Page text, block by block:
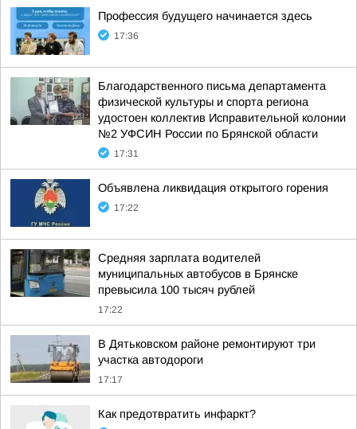
Профессия будущего начинается здесь
17:36
Благодарственного письма департамента
физической культуры и спорта региона
удостоен коллектив Исправительной колонии
№2 УФСИН России по Брянской области
17:31
Объявлена ликвидация открытого горения
17:22
Средняя зарплата водителей
муниципальных автобусов в Брянске
превысила 100 тысяч рублей
17:22
В Дятьковском районе ремонтируют три
участка автодороги
17:17
Как предотвратить инфаркт?